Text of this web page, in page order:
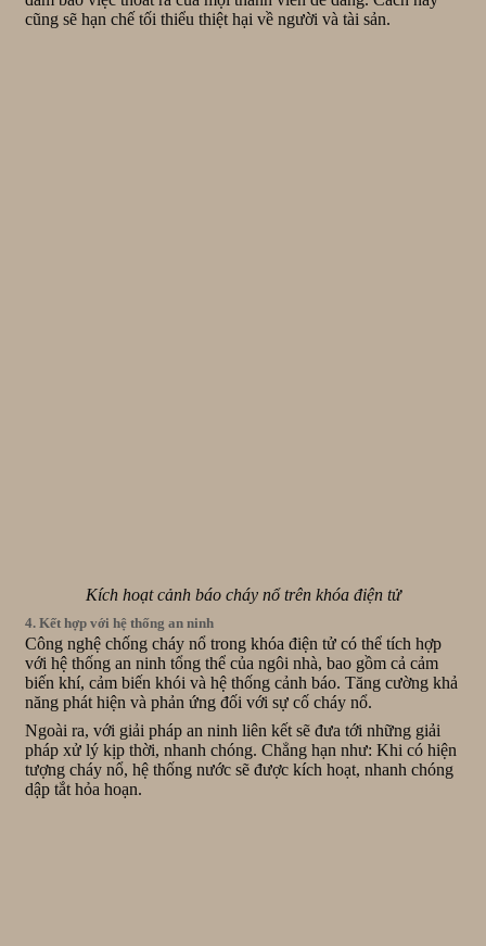
cũng sẽ hạn chế tối thiểu thiệt hại về người và tài sản.
Kích hoạt cảnh báo cháy nổ trên khóa điện tử
4. Kết hợp với hệ thống an ninh
Công nghệ chống cháy nổ trong khóa điện tử có thể tích hợp
với hệ thống an ninh tổng thể của ngôi nhà, bao gồm cả cảm
biến khí, cảm biến khói và hệ thống cảnh báo. Tăng cường khả
năng phát hiện và phản ứng đối với sự cố cháy nổ.
Ngoài ra, với giải pháp an ninh liên kết sẽ đưa tới những giải
pháp xử lý kịp thời, nhanh chóng. Chẳng hạn như: Khi có hiện
tượng cháy nổ, hệ thống nước sẽ được kích hoạt, nhanh chóng
dập tắt hỏa hoạn.